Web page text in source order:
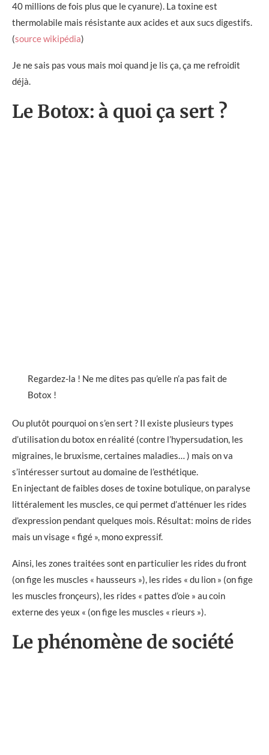
40 millions de fois plus que le cyanure). La toxine est
thermolabile mais résistante aux acides et aux sucs digestifs.
(source wikipédia)
Je ne sais pas vous mais moi quand je lis ça, ça me refroidit
déjà.
Le Botox: à quoi ça sert ?
Regardez-la ! Ne me dites pas qu’elle n’a pas fait de
Botox !
Ou plutôt pourquoi on s’en sert ? Il existe plusieurs types
d’utilisation du botox en réalité (contre l’hypersudation, les
migraines, le bruxisme, certaines maladies… ) mais on va
s’intéresser surtout au domaine de l’esthétique.
En injectant de faibles doses de toxine botulique, on paralyse
littéralement les muscles, ce qui permet d’atténuer les rides
d’expression pendant quelques mois. Résultat: moins de rides
mais un visage « figé », mono expressif.
Ainsi, les zones traitées sont en particulier les rides du front
(on fige les muscles « hausseurs »), les rides « du lion » (on fige
les muscles fronçeurs), les rides « pattes d’oie » au coin
externe des yeux « (on fige les muscles « rieurs »).
Le phénomène de société